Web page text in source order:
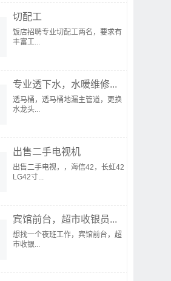
切配工
饭店招聘专业切配工两名，要求有
丰富工...
专业透下水，水暖维修...
透马桶，透马桶地漏主管道，更换
水龙头...
出售二手电视机
出售二手电视，，海信42，长虹42
LG42寸...
宾馆前台，超市收银员...
想找一个夜班工作，宾馆前台，超
市收银...